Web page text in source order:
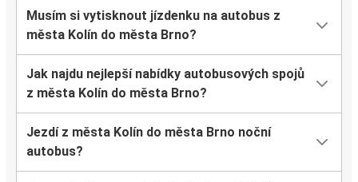
Musím si vytisknout jízdenku na autobus z
města Kolín do města Brno?
Jak najdu nejlepší nabídky autobusových spojů
z města Kolín do města Brno?
Jezdí z města Kolín do města Brno noční
autobus?